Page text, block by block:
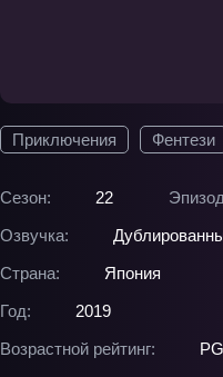
Приключения Фентези
Сезон: 22
Озвучка:
Страна:
Япония
Год:
2019
Возрастной рейтинг:
PG